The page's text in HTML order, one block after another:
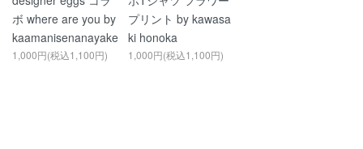
ボ where are you by
kaamanisenanayake
1,000円(税込1,100円)
プリント by kawasa
ki honoka
1,000円(税込1,100円)